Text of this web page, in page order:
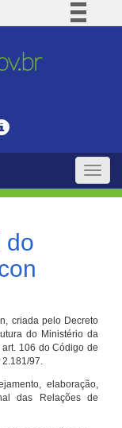
BR
Toggle
do
criada pelo Decreto
do Ministério da
106 do Código de
2.181/97.
elaboração,
das Relações de